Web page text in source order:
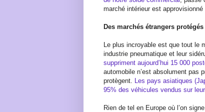
marché intérieur est
Des marchés étrangers protégés
Le plus incroyable est que tout le
industrie pneumatique et leur
suppriment aujourd’hui 15 000
automobile n’est absolument pas
protègent. Les pays asiatiques
95% des véhicules vendus sur
Rien de tel en Europe où l’on